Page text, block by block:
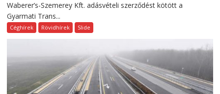
Waberer’s-Szemerey Kft. adásvételi szerződést kötött a
Gyarmati Trans...
Céghírek Rövidhírek Slide